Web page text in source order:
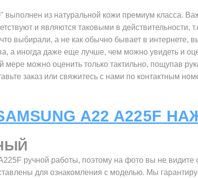
из натуральной кожи премиум класса.
и являются таковыми в действительности,
выбирали, а не как обычно бывает в интернете,
а иногда даже еще лучше, чем можно увидеть и
можно оценить только тактильно, пощупав
заказ или свяжитесь с нами по контактным
A22 A225F
ручной работы, поэтому на фото вы не
для ознакомления с моделью. Мы